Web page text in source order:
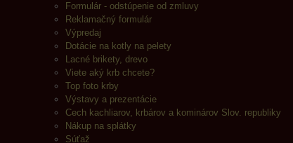
Formulár - odstúpenie od zmluvy
Reklamačný formulár
Výpredaj
Dotácie na kotly na pelety
Lacné brikety, drevo
Viete aký krb chcete?
Top foto krby
Výstavy a prezentácie
Cech kachliarov, krbárov a kominárov Slov. republiky
Nákup na splátky
Súťaž